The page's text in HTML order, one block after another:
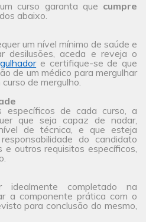
curso garanta que cumpre
abaixo.
um nível mínimo de saúde e
desilusões, aceda e reveja o
e certifique-se de que
de um médico para mergulhar
de mergulho.
específicos de cada curso, a
que seja capaz de nadar,
de técnica, e que esteja
do candidato
e outros requisitos específicos,
completado na
a componente prática com o
para conclusão do mesmo,